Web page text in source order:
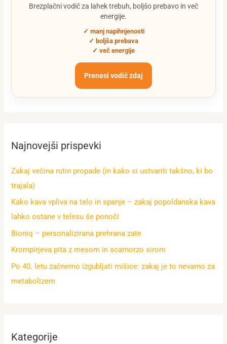
Brezplačni vodič za lahek trebuh, boljšo prebavo in več
energije.
✓ manj napihnjenosti
✓ boljša prebava
✓ več energije
Prenesi vodič zdaj
Najnovejši prispevki
Zakaj večina rutin propade (in kako si ustvariti takšno, ki bo
trajala)
Kako kava vpliva na telo in spanje – zakaj popoldanska kava
lahko ostane v telesu še ponoči
Bioniq – personalizirana prehrana zate
Krompirjeva pita z mesom in scamorzo sirom
Po 40. letu začnemo izgubljati mišice: zakaj je to nevarno za
metabolizem
Kategorije